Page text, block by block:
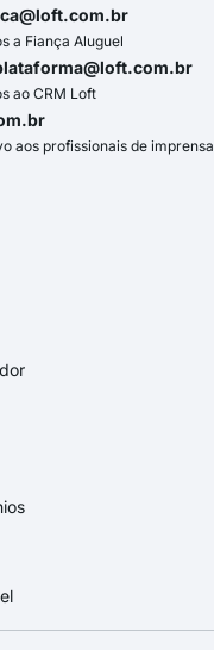
a Fiança Aluguel
ao CRM Loft
aos profissionais de imprensa